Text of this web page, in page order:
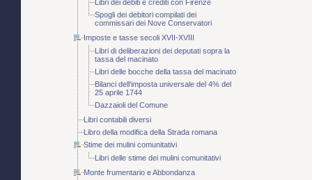
Libri dei debiti e crediti con Firenze
Spogli dei debitori compilati dei
commissari dei Nove Conservatori
Imposte e tasse secoli XVII-XVIII
Libri di deliberazioni dei deputati sopra la
tassa del macinato
Libri delle bocche della tassa del macinato
Bilanci dell'imposta universale del 4% del
25 aprile 1744
Dazzaioli del Comune
Libri contabili diversi
Libro della modifica della Strada romana
Stime dei mulini comunitativi
Libri delle stime dei mulini comunitativi
Monte frumentario e Abbondanza